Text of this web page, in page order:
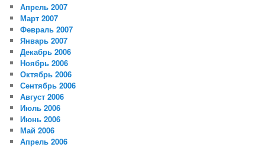
Апрель 2007
Март 2007
Февраль 2007
Январь 2007
Декабрь 2006
Ноябрь 2006
Октябрь 2006
Сентябрь 2006
Август 2006
Июль 2006
Июнь 2006
Май 2006
Апрель 2006